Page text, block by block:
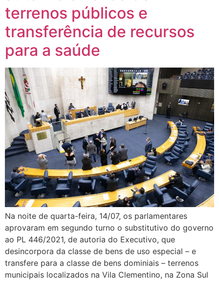
terrenos públicos e
transferência de recursos
para a saúde
Na noite de quarta-feira, 14/07, os parlamentares
aprovaram em segundo turno o substitutivo do governo
ao PL 446/2021, de autoria do Executivo, que
desincorpora da classe de bens de uso especial – e
transfere para a classe de bens dominiais – terrenos
municipais localizados na Vila Clementino, na Zona Sul